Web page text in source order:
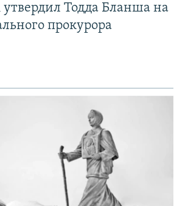
Тодда Бланша на
прокурора